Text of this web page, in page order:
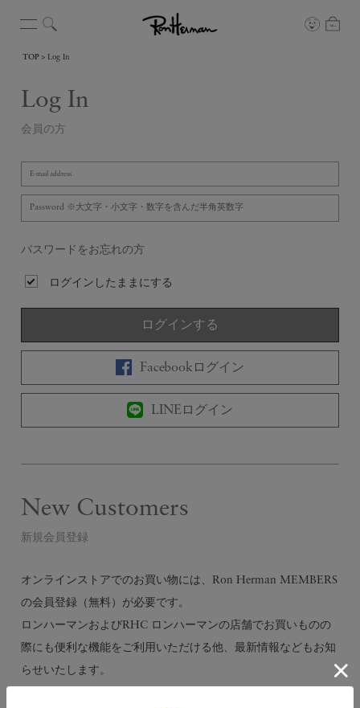
TOP Log In
Log In
会員の方
パスワードをお忘れの方
ログインしたままにする
ログインする
Facebookログイン
LINEログイン
New Customers
新規会員登録
オンラインストアでのお買い物には、Ron Herman MEMBERS
の会員登録（無料）が必要です。
ロンハーマンおよびRHC ロンハーマンの店舗でお買いものの
際にも便利な機能をご利用いただける他、最新情報などもお知
らせいたします。